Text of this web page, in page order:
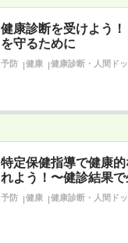
健康診断を受けよう
を守るために
予防 健康 健康診断・人間ドッ
特定保健指導で健康
れよう！〜健診結果
が必要だと言われたあ
予防 健康 健康診断・人間ドッ